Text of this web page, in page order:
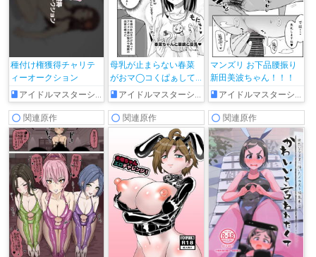
種付け権獲得チャリテ
ィーオークション
アイドルマスターシンデレラガールズ
母乳が止まらない春菜
がおマ◯コくぱぁして
誘ってきて…♡
アイドルマスターシンデレラガールズ
マンズリ お下品腰振り
新田美波ちゃん！！！
アイドルマスターシンデレラガールズ
関連原作 関連原作 関連原作